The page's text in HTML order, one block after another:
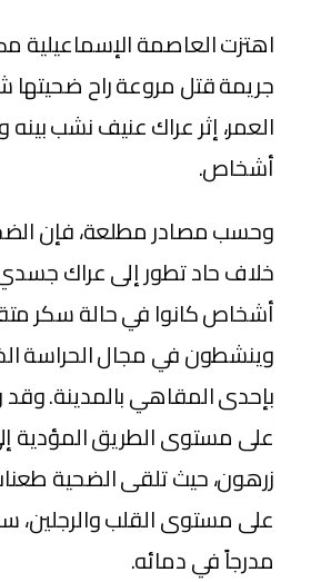
​اهتزت العاصمة الإسماعيلية
جريمة قتل مروعة راح
العمر، إثر عراك عنيف نشب بينه
أشخاص.
​وحسب مصادر مطلعة، فإن
خلاف حاد تطور إلى عراك
أشخاص كانوا في حالة سكر
وينشطون في مجال الحراسة
بإحدى المقاهي بالمدينة.
على مستوى الطريق المؤدية
زرهون، حيث تلقى الضحية
على مستوى القلب والرجلين،
مدرجاً في دمائه.